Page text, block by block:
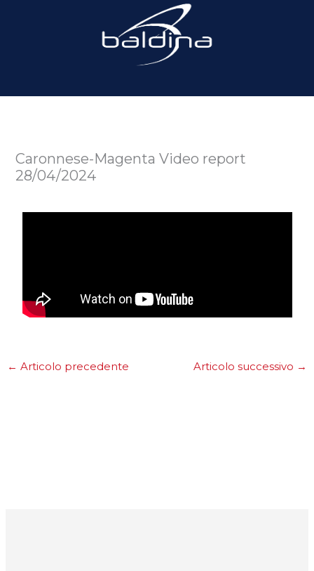
Caronnese-Magenta Video report
28/04/2024
← Articolo precedente Articolo successivo →